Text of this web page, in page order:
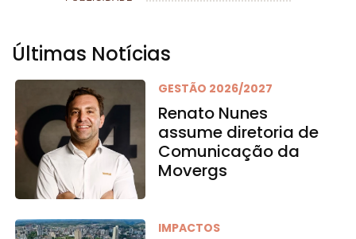
Últimas Notícias
GESTÃO 2026/2027
Renato Nunes
assume diretoria de
Comunicação da
Movergs
IMPACTOS